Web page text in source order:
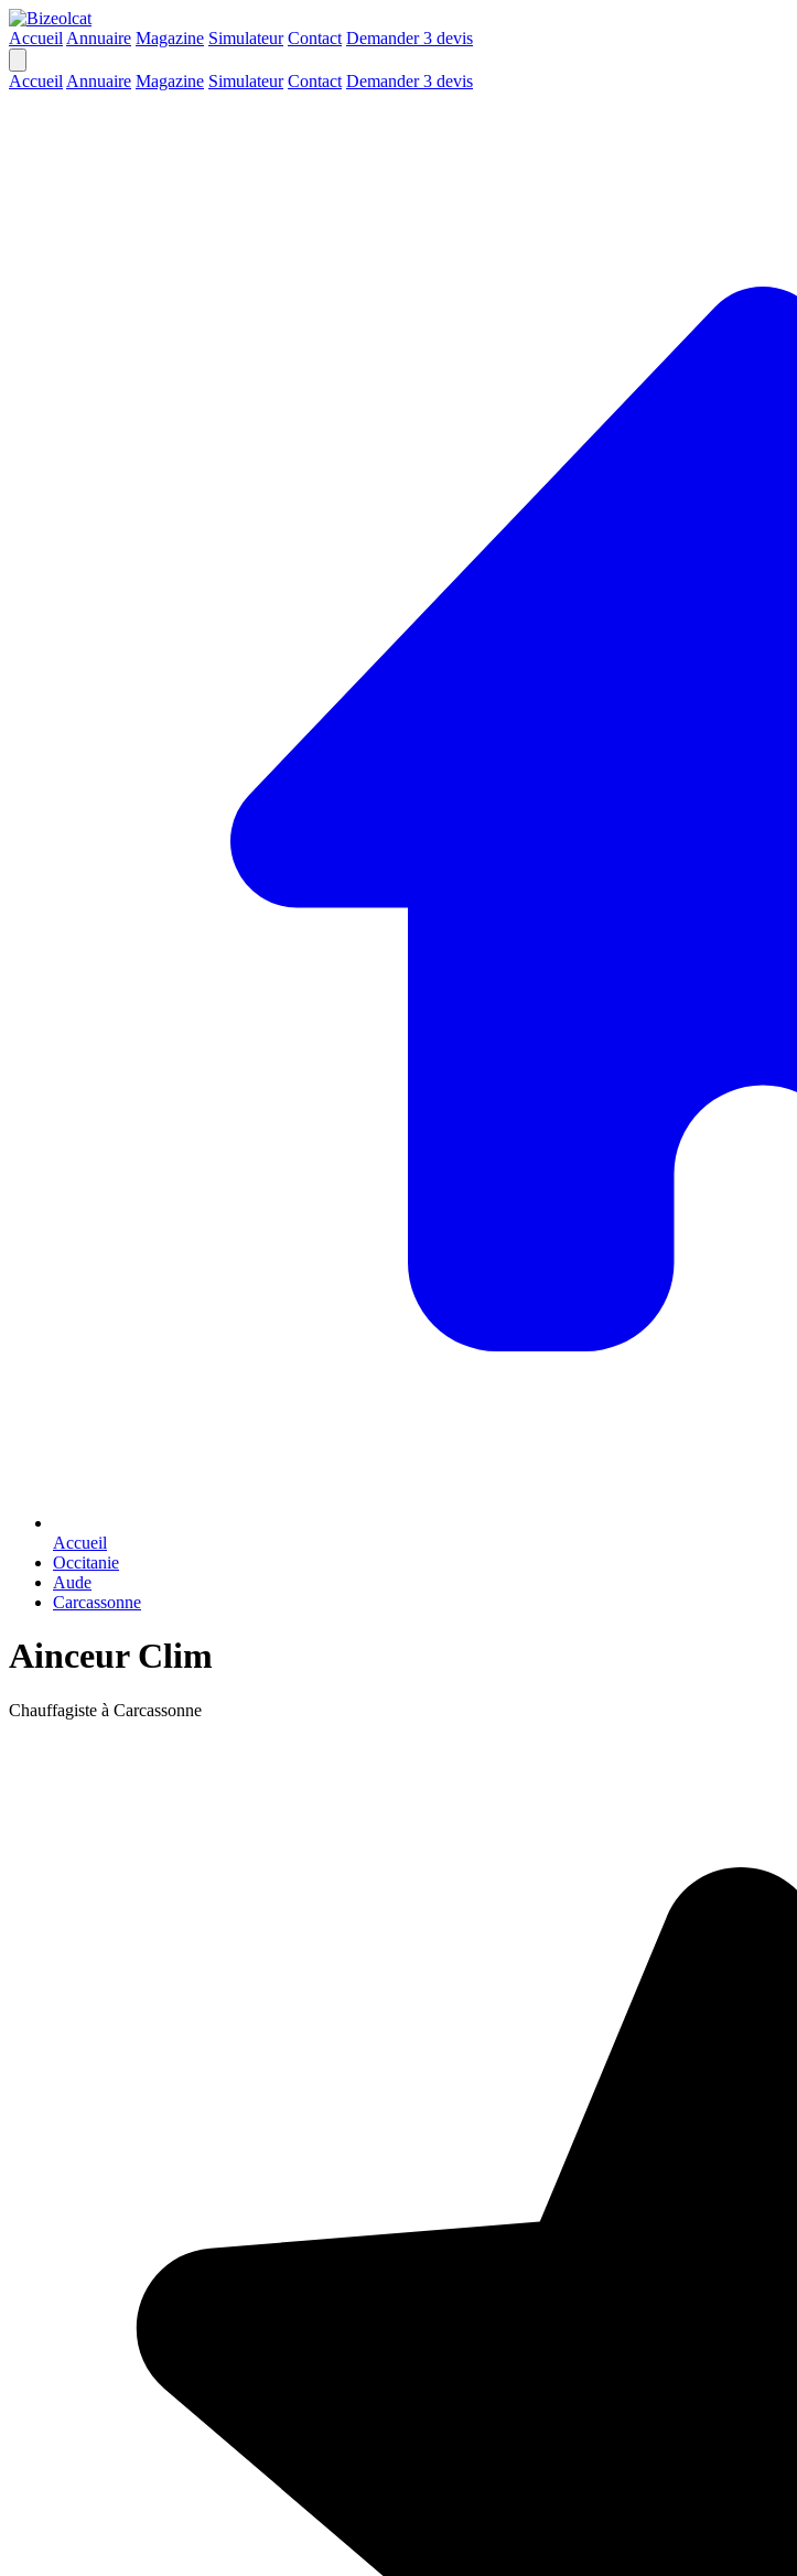
Accueil Annuaire Magazine Simulateur Contact Demander 3 devis
Accueil Annuaire Magazine Simulateur Contact Demander 3 devis
Accueil
Occitanie
Aude
Carcassonne
Ainceur Clim
Chauffagiste à Carcassonne